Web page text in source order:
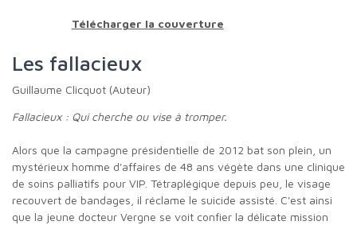
Télécharger la couverture
Les fallacieux
Guillaume Clicquot (Auteur)
Fallacieux : Qui cherche ou vise à tromper.
Alors que la campagne présidentielle de 2012 bat son plein, un
mystérieux homme d'affaires de 48 ans végète dans une clinique
de soins palliatifs pour VIP. Tétraplégique depuis peu, le visage
recouvert de bandages, il réclame le suicide assisté. C'est ainsi
que la jeune docteur Vergne se voit confier la délicate mission